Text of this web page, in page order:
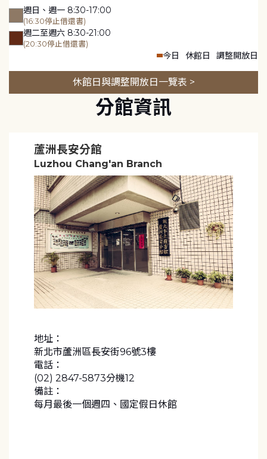
週日、週一 8:30-17:00
(16:30停止借還書)
週二至週六 8:30-21:00
(20:30停止借還書)
今日 休館日 調整開放日
休館日與調整開放日一覽表 >
分館資訊
蘆洲長安分館
Luzhou Chang'an Branch
地址：
新北市蘆洲區長安街96號3樓
電話：
(02) 2847-5873分機12
備註：
每月最後一個週四、國定假日休館